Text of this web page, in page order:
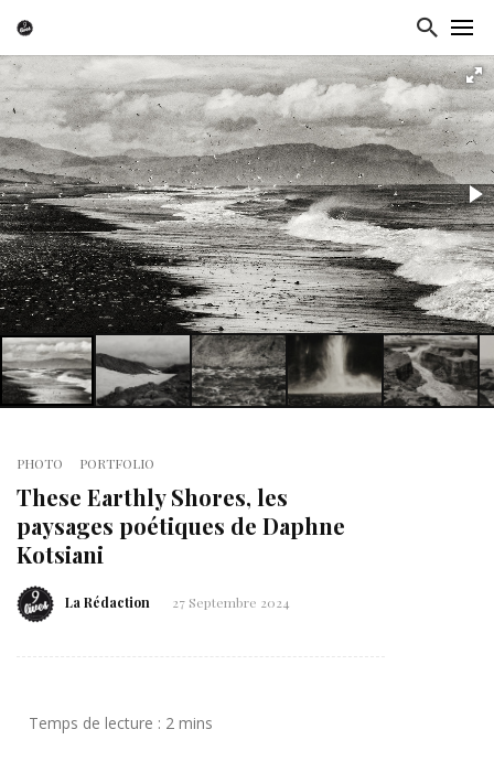
PHOTO PORTFOLIO
These Earthly Shores, les
paysages poétiques de Daphne
Kotsiani
La Rédaction 27 Septembre 2024